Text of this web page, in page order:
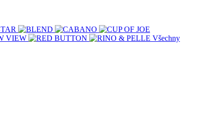
Všechny